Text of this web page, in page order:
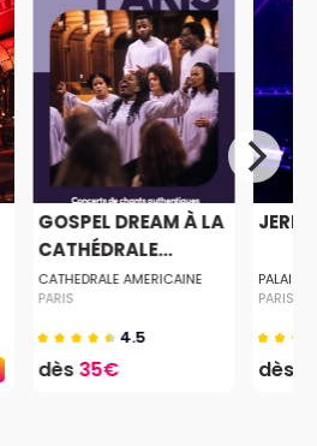
GOSPEL DREAM À LA
CATHÉDRALE...
CATHEDRALE AMERICAINE
PARIS
4.5
dès35€
PALAIS
PARIS
dès